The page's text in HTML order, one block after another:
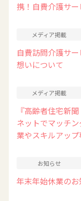
携！自費介護サ
メディア掲載
自費訪問介護サ
想いについて
メディア掲載
『高齢者住宅新
ネットでマッチ
業やスキルアッ
お知らせ
年末年始休業の